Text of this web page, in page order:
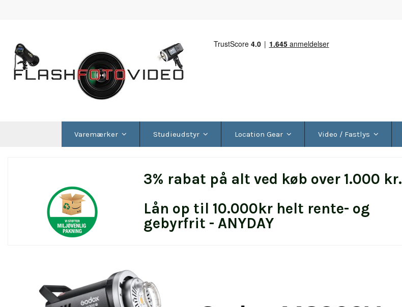
Varemærker Studieudstyr Location Gear Video / Fastlys
3% rabat på alt ved køb over 1.000 kr.
Lån op til 10.000kr helt rente- og
gebyrfrit - ANYDAY